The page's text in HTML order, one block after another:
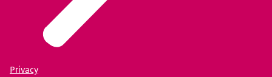
Privacy